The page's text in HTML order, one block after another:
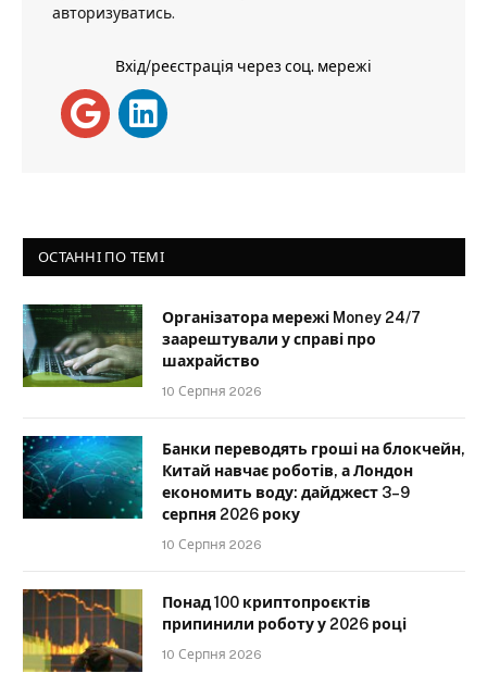
авторизуватись.
Вхід/реєстрація через соц. мережі
ОСТАННІ ПО ТЕМІ
Організатора мережі Money 24/7
заарештували у справі про
шахрайство
10 Серпня 2026
Банки переводять гроші на блокчейн,
Китай навчає роботів, а Лондон
економить воду: дайджест 3–9
серпня 2026 року
10 Серпня 2026
Понад 100 криптопроєктів
припинили роботу у 2026 році
10 Серпня 2026